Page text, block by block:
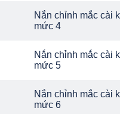
Nắn chỉnh mắc cài
mức 4
Nắn chỉnh mắc cài
mức 5
Nắn chỉnh mắc cài
mức 6